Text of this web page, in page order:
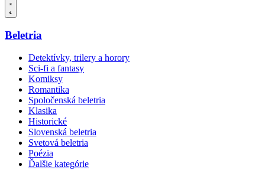
Beletria
Detektívky, trilery a horory
Sci-fi a fantasy
Komiksy
Romantika
Spoločenská beletria
Klasika
Historické
Slovenská beletria
Svetová beletria
Poézia
Ďalšie kategórie